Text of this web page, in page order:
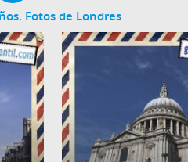
Fotos de Londres